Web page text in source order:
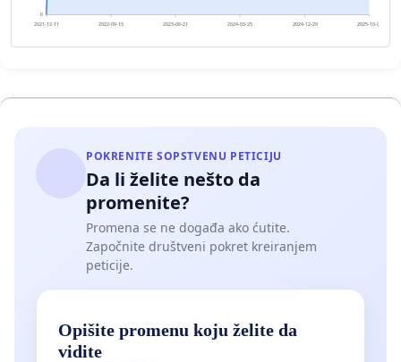
0
2021-12-11 2022-09-15 2023-06-21 2024-03-25 2024-12-29 2025-10-03
POKRENITE SOPSTVENU PETICIJU
Da li želite nešto da
promenite?
Promena se ne događa ako ćutite.
Započnite društveni pokret kreiranjem
peticije.
Opišite promenu koju želite da
vidite